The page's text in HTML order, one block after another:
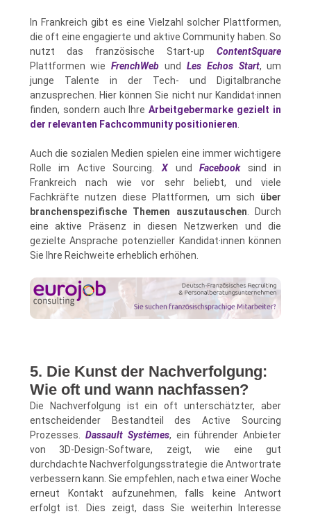
In Frankreich gibt es eine Vielzahl solcher Plattformen,
die oft eine engagierte und aktive Community haben. So
nutzt das französische Start-upContentSquare
Plattformen wieFrenchWeb und Les Echos Start, um
junge Talente in der Tech- und Digitalbranche
anzusprechen. Hier können Sie nicht nur Kandidat·innen
finden, sondern auch IhreArbeitgebermarke gezielt in
der relevanten Fachcommunity positionieren
Auch die sozialen Medien spielen eine immer wichtigere
Rolle im Active Sourcing. XundFacebooksind in
Frankreich nach wie vor sehr beliebt, und viele
Fachkräfte nutzen diese Plattformen, um sich über
branchenspezifische Themen auszutauschen . Durch
eine aktive Präsenz in diesen Netzwerken und die
gezielte Ansprache potenzieller Kandidat·innen können
Sie Ihre Reichweite erheblich erhöhen.
5. Die Kunst der Nachverfolgung:
Wie oft und wann nachfassen?
Die Nachverfolgung ist ein oft unterschätzter, aber
entscheidender Bestandteil des Active Sourcing
Prozesses. Dassault Systèmes, ein führender Anbieter
von 3D-Design-Software, zeigt, wie eine gut
durchdachte Nachverfolgungsstrategie die Antwortrate
verbessern kann. Sie empfehlen, nach etwa einer Woche
erneut Kontakt aufzunehmen, falls keine Antwort
erfolgt ist. Dies zeigt, dass Sie weiterhin Interesse